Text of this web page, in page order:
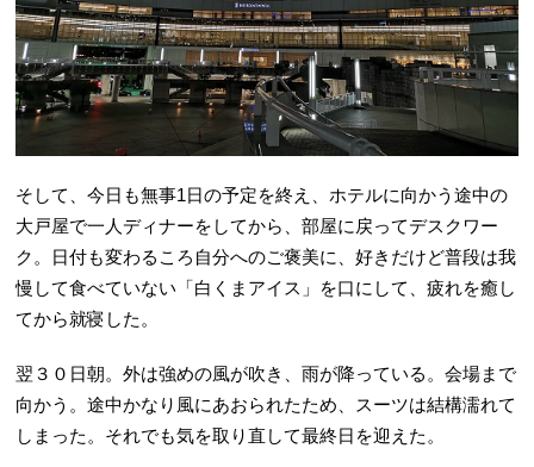
そして、今日も無事1日の予定を終え、ホテルに向かう途中の
大戸屋で一人ディナーをしてから、部屋に戻ってデスクワー
ク。日付も変わるころ自分へのご褒美に、好きだけど普段は我
慢して食べていない「白くまアイス」を口にして、疲れを癒し
てから就寝した。
翌３０日朝。外は強めの風が吹き、雨が降っている。会場まで
向かう。途中かなり風にあおられたため、スーツは結構濡れて
しまった。それでも気を取り直して最終日を迎えた。